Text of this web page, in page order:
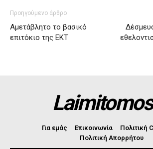
Προηγούμενο άρθρο
Αμετάβλητο το βασικό
επιτόκιο της ΕΚΤ
Laimitomos
Για εμάς Επικοινωνία
Πολιτική
Πολιτική Απορρήτου